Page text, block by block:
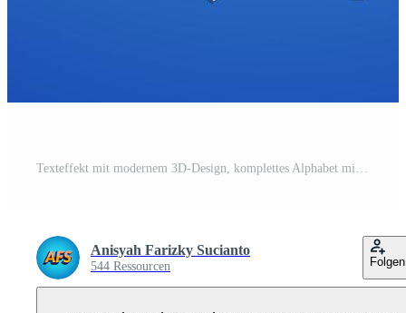
Anisyah Farizky Sucianto
544 Ressourcen Folgen